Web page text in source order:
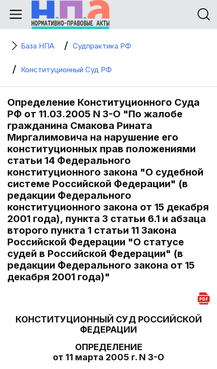
База НПА Судпрактика РФ
Конституционный Суд РФ
Определение Конституционного Суда
РФ от 11.03.2005 N 3-О "По жалобе
гражданина Смакова Рината
Миргалимовича на нарушение его
конституционных прав положениями
статьи 14 Федерального
конституционного закона "О судебной
системе Российской Федерации" (в
редакции Федерального
конституционного закона от 15 декабря
2001 года), пункта 3 статьи 6.1 и абзаца
второго пункта 1 статьи 11 Закона
Российской Федерации "О статусе
судей в Российской Федерации" (в
редакции Федерального закона от 15
декабря 2001 года)"
КОНСТИТУЦИОННЫЙ СУД РОССИЙСКОЙ
ФЕДЕРАЦИИ
ОПРЕДЕЛЕНИЕ
от 11 марта 2005 г. N 3-О